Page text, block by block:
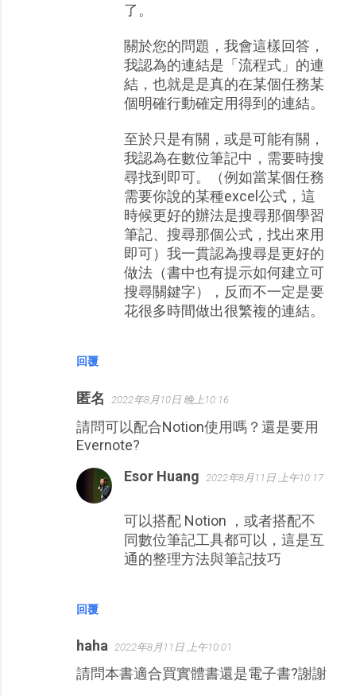
回覆
了。
關於您的問題，我會這樣回答，
我認為的連結是「流程式」的連
結，也就是是真的在某個任務某
個明確行動確定用得到的連結。
至於只是有關，或是可能有關，
我認為在數位筆記中，需要時搜
尋找到即可。（例如當某個任務
需要你說的某種excel公式，這
時候更好的辦法是搜尋那個學習
筆記、搜尋那個公式，找出來用
即可）我一貫認為搜尋是更好的
做法（書中也有提示如何建立可
搜尋關鍵字），反而不一定是要
花很多時間做出很繁複的連結。
匿名 2022年8月10日 晚上10:16
請問可以配合Notion使用嗎？還是要用
Evernote?
回覆
Esor Huang 2022年8月11日 上午10:17
可以搭配 Notion ，或者搭配不
同數位筆記工具都可以，這是互
通的整理方法與筆記技巧
haha 2022年8月11日 上午10:01
請問本書適合買實體書還是電子書?謝謝